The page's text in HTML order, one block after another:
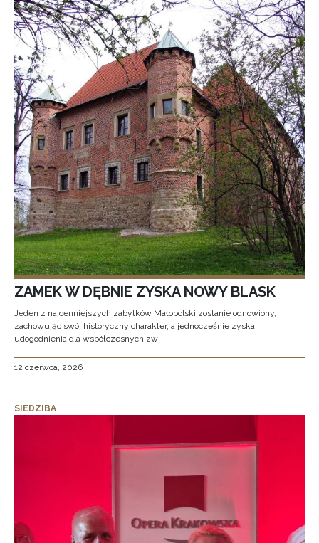
ZAMEK W DĘBNIE ZYSKA NOWY BLASK
Jeden z najcenniejszych zabytków Małopolski zostanie odnowiony,
zachowując swój historyczny charakter, a jednocześnie zyska
udogodnienia dla współczesnych zw
12 czerwca, 2026
SIEDZIBA